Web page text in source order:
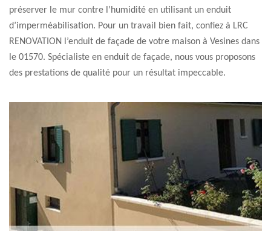
préserver le mur contre l’humidité en utilisant un enduit
d’imperméabilisation. Pour un travail bien fait, confiez à LRC
RENOVATION l’enduit de façade de votre maison à Vesines dans
le 01570. Spécialiste en enduit de façade, nous vous proposons
des prestations de qualité pour un résultat impeccable.